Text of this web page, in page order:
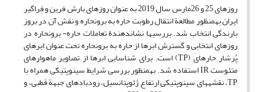
روزهای 25 و 26مارس سال 2019 به عنوان‏ روزهای بارش فرین و فراگیر
ایران به‏منظور مطالعة انتقال رطوبت حاره به برون‏حاره و نقش آن در بروز
بارندگی انتخاب شد. بررسی‏ها نشان‏دهندة تعاملات حاره- برون‏حاره در
روزهای انتخابی و گسترش ابرها از حاره به برون‏حاره تحت عنوان ابرهای
پُرشار حاره‏ای (TP) است. برای شناسایی ابرها از تصاویر ماهواره‏ای
متئوست IR استفاده شد. به‏منظور بررسی شرایط سینوپتیکی همراه با
TP، نقشه‏های سینوپتیکی ارتفاع ژئوپتانسیل، رودبادهای جبهة قطبی، و